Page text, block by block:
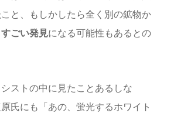
こと、もしかしたら全く別の鉱物か
すごい発見になる可能性もあるとの
ストの中に見たことあるしな
氏にも「あの、蛍光するホワイト